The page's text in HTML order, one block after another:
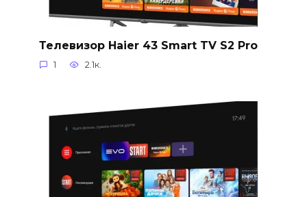
Телевизор Haier 43 Smart TV S2 Pro
1 2.1к.